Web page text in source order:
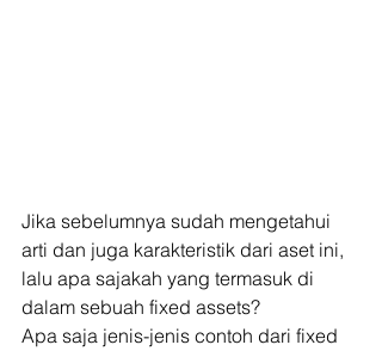
Jika sebelumnya sudah mengetahui
arti dan juga karakteristik dari aset ini,
lalu apa sajakah yang termasuk di
dalam sebuah fixed assets?
Apa saja jenis-jenis contoh dari fixed